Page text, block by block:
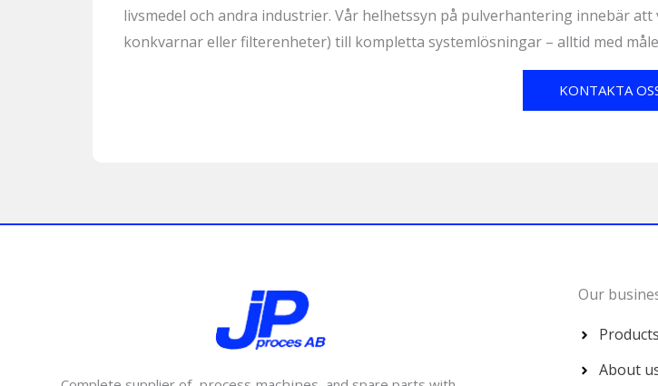
livsmedel och andra industrier. Vår helhetssyn på pulverhantering innebär att
konkvarnar eller filterenheter) till kompletta systemlösningar – alltid med
KONTAKTA
Our
Products
About